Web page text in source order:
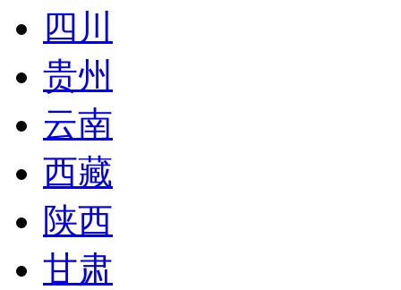
四川
贵州
云南
西藏
陕西
甘肃